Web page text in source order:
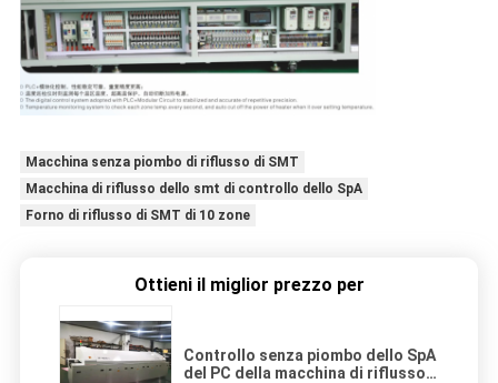
Macchina senza piombo di riflusso di SMT
Macchina di riflusso dello smt di controllo dello SpA
Forno di riflusso di SMT di 10 zone
Ottieni il miglior prezzo per
Controllo senza piombo dello SpA
del PC della macchina di riflusso